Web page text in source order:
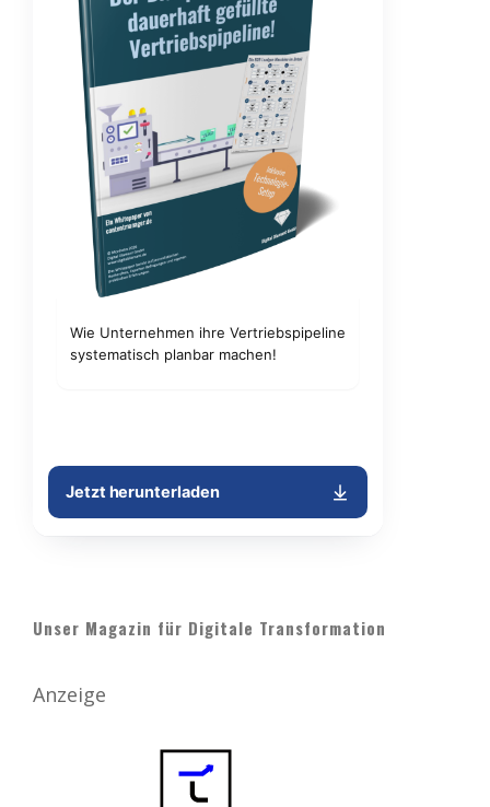
Unser Magazin für Digitale Transformation
Anzeige